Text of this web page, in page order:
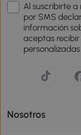
Al suscribirte
por SMS
información
aceptas
Nosotros